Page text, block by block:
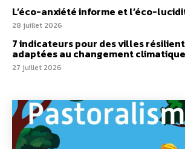
L’éco-anxiété informe et l’éco-
28 juillet 2026
7 indicateurs pour des villes
adaptées au changement climatique
27 juillet 2026